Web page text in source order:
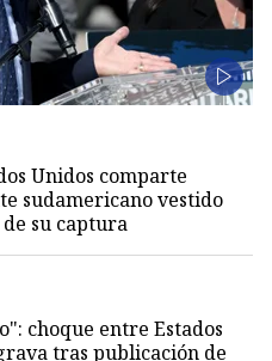
Unidos comparte
sudamericano vestido
su captura
choque entre Estados
tras publicación de